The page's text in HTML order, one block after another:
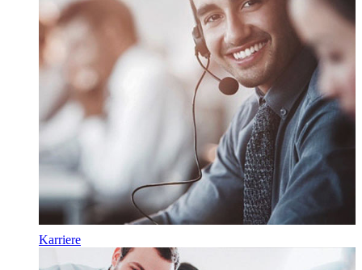
Karriere